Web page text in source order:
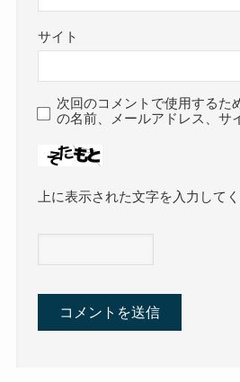
サイト
次回のコメントで使用するた
の名前、メールアドレス、サ
上に表示された文字を入力してく